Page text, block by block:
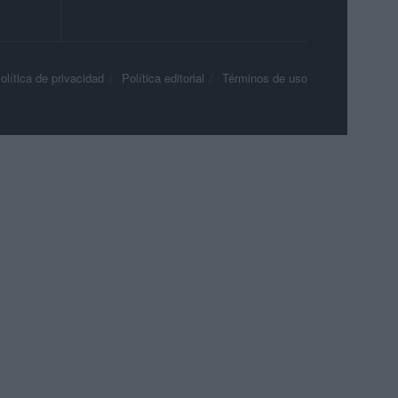
de privacidad Política editorial Términos de uso